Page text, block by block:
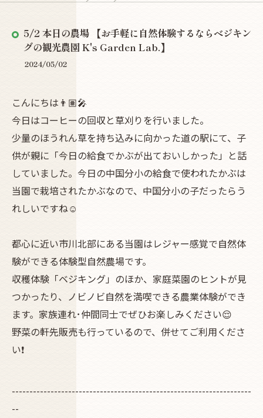
5/2 本日の農場 【お手軽に自然体験するならベジキン
グの観光農園 K's Garden Lab.】
2024/05/02
こんにちは👨🏽‍🎤
今日はコーヒーの回収と草刈りを行いました。
少量のほうれん草を持ち込みに向かった道の駅にて、子
供が親に「今日の給食でかぶが出ておいしかった」と話
していました。今日の中国分小の給食で使われたかぶは
当園で栽培されたかぶなので、中国分小の子だったらう
れしいですね☺️
都心に近い市川北部にある当園はレジャー感覚で自然体
験ができる体験型自然農場です。
収穫体験「ベジキング」のほか、家庭菜園のヒントが見
つかったり、ノビノビ自然を満喫できる農業体験ができ
ます。家族連れ･仲間同士でぜひお楽しみください😌
野菜の軒先販売も行っているので、併せてご利用くださ
い❗
--------------------------------------------------------------------
--